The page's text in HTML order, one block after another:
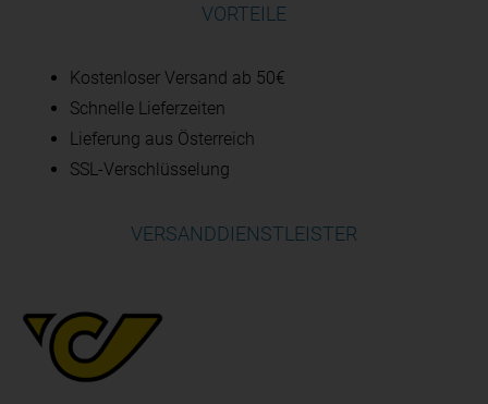
VORTEILE
Kostenloser Versand ab 50€
Schnelle Lieferzeiten
Lieferung aus Österreich
SSL-Verschlüsselung
VERSANDDIENSTLEISTER